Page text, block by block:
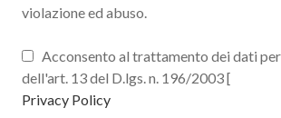
violazione ed abuso.
Acconsento al trattamento dei dati
dell'art. 13 del D.lgs. n. 196/2003 [
Privacy Policy